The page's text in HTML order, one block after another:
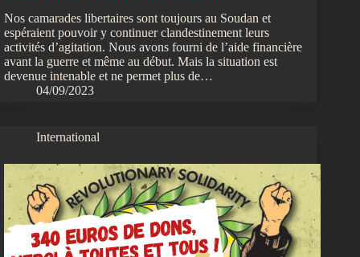
Nos camarades libertaires sont toujours au Soudan et
espéraient pouvoir y continuer clandestinement leurs
activités d’agitation. Nous avons fourni de l’aide financière
avant la guerre et même au début. Mais la situation est
devenue intenable et ne permet plus de…
04/09/2023
International